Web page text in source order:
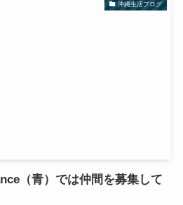
沖縄生活ブログ
（青）では仲間を募集して